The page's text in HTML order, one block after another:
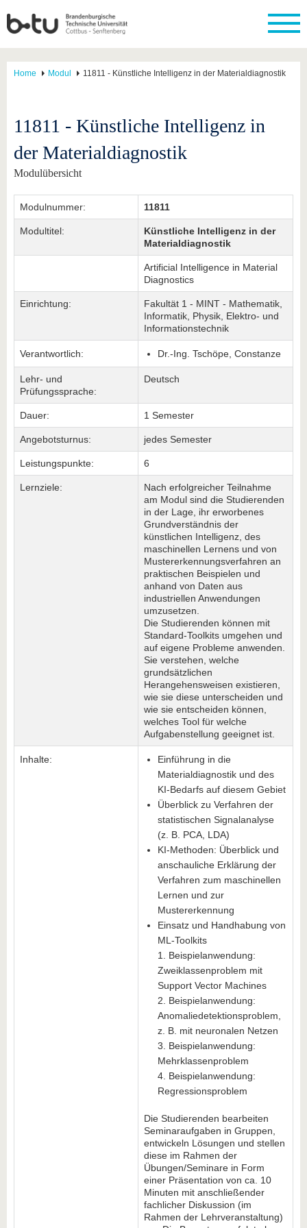
Home Modul 11811 - Künstliche Intelligenz in der Materialdiagnostik
11811 - Künstliche Intelligenz in
der Materialdiagnostik
Modulübersicht
Modulnummer: 11811
Modultitel:
Künstliche Intelligenz in der
Materialdiagnostik
Artificial Intelligence in Material
Diagnostics
Einrichtung:
Fakultät 1 - MINT - Mathematik,
Informatik, Physik, Elektro- und
Informationstechnik
Verantwortlich: Dr.-Ing. Tschöpe, Constanze
Lehr- und
Prüfungssprache:
Deutsch
Dauer: 1 Semester
Angebotsturnus: jedes Semester
Leistungspunkte: 6
Lernziele:
Nach erfolgreicher Teilnahme
am Modul sind die Studierenden
in der Lage, ihr erworbenes
Grundverständnis der
künstlichen Intelligenz, des
maschinellen Lernens und von
Mustererkennungsverfahren an
praktischen Beispielen und
anhand von Daten aus
industriellen Anwendungen
umzusetzen.
Die Studierenden können mit
Standard-Toolkits umgehen und
auf eigene Probleme anwenden.
Sie verstehen, welche
grundsätzlichen
Herangehensweisen existieren,
wie sie diese unterscheiden und
wie sie entscheiden können,
welches Tool für welche
Aufgabenstellung geeignet ist.
Inhalte:
Einführung in die
Materialdiagnostik und des
KI-Bedarfs auf diesem Gebiet
Überblick zu Verfahren der
statistischen Signalanalyse
(z. B. PCA, LDA)
KI-Methoden: Überblick und
anschauliche Erklärung der
Verfahren zum maschinellen
Lernen und zur
Mustererkennung
Einsatz und Handhabung von
ML-Toolkits
1. Beispielanwendung:
Zweiklassenproblem mit
Support Vector Machines
2. Beispielanwendung:
Anomaliedetektionsproblem,
z. B. mit neuronalen Netzen
3. Beispielanwendung:
Mehrklassenproblem
4. Beispielanwendung:
Regressionsproblem
Die Studierenden bearbeiten
Seminaraufgaben in Gruppen,
entwickeln Lösungen und stellen
diese im Rahmen der
Übungen/Seminare in Form
einer Präsentation von ca. 10
Minuten mit anschließender
fachlicher Diskussion (im
Rahmen der Lehrveranstaltung)